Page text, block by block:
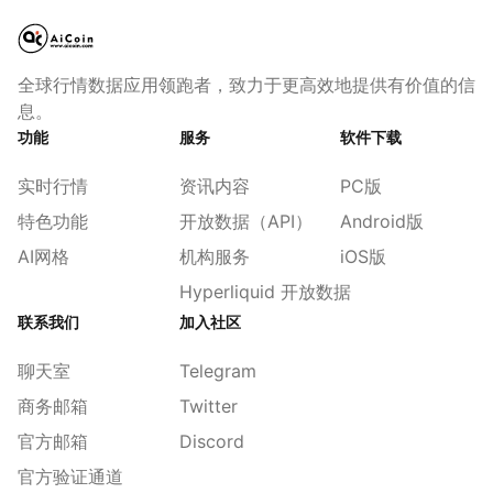
全球行情数据应用领跑者，致力于更高效地提供有价值的信
息。
功能
实时行情
特色功能
AI网格
服务
资讯内容
开放数据（API）
机构服务
Hyperliquid 开放数据
软件下载
PC版
Android版
iOS版
联系我们
聊天室
商务邮箱
官方邮箱
官方验证通道
加入社区
Telegram
Twitter
Discord